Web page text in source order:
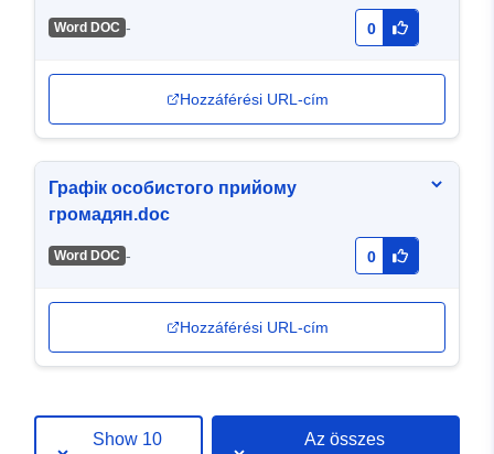
Word DOC - 0
Hozzáférési URL-cím
Графік особистого прийому
громадян.doc
Word DOC - 0
Hozzáférési URL-cím
Show 10
Az összes